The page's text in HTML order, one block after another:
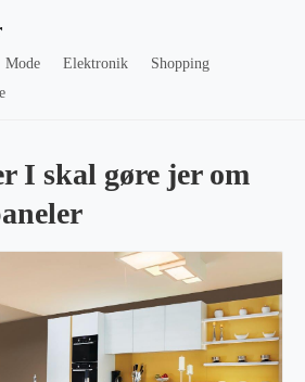
Mode Elektronik
Shopping
I skal gøre jer om